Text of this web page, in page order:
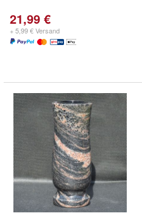
21,99 €
+ 5,99 € Versand